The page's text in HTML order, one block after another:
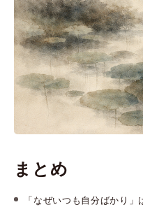
まとめ
「なぜいつも自分ばかり